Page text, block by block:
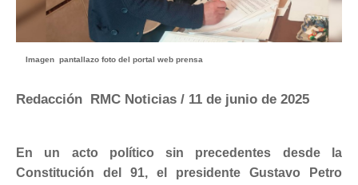
Imagen pantallazo foto del portal web prensa
Redacción RMC Noticias / 11 de junio de 2025
En un acto político sin precedentes desde la
Constitución del 91, el presidente Gustavo Petro